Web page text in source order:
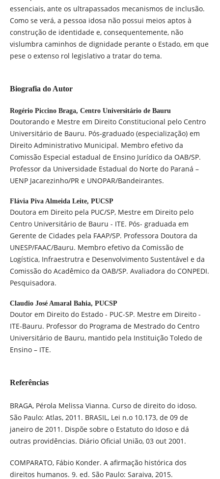
essenciais, ante os ultrapassados mecanismos de inclusão.
Como se verá, a pessoa idosa não possui meios aptos à
construção de identidade e, consequentemente, não
vislumbra caminhos de dignidade perante o Estado, em que
pese o extenso rol legislativo a tratar do tema.
Biografia do Autor
Rogério Piccino Braga, Centro Universitário de Bauru
Doutorando e Mestre em Direito Constitucional pelo Centro
Universitário de Bauru. Pós-graduado (especialização) em
Direito Administrativo Municipal. Membro efetivo da
Comissão Especial estadual de Ensino Jurídico da OAB/SP.
Professor da Universidade Estadual do Norte do Paraná –
UENP Jacarezinho/PR e UNOPAR/Bandeirantes.
Flávia Piva Almeida Leite, PUCSP
Doutora em Direito pela PUC/SP, Mestre em Direito pelo
Centro Universitário de Bauru - ITE. Pós- graduada em
Gerente de Cidades pela FAAP/SP. Professora Doutora da
UNESP/FAAC/Bauru. Membro efetivo da Comissão de
Logística, Infraestrutra e Desenvolvimento Sustentável e da
Comissão do Acadêmico da OAB/SP. Avaliadora do CONPEDI.
Pesquisadora.
Claudio José Amaral Bahia, PUCSP
Doutor em Direito do Estado - PUC-SP. Mestre em Direito -
ITE-Bauru. Professor do Programa de Mestrado do Centro
Universitário de Bauru, mantido pela Instituição Toledo de
Ensino – ITE.
Referências
BRAGA, Pérola Melissa Vianna. Curso de direito do idoso.
São Paulo: Atlas, 2011. BRASIL, Lei n.o 10.173, de 09 de
janeiro de 2011. Dispõe sobre o Estatuto do Idoso e dá
outras providências. Diário Oficial União, 03 out 2001.
COMPARATO, Fábio Konder. A afirmação histórica dos
direitos humanos. 9. ed. São Paulo: Saraiva, 2015.